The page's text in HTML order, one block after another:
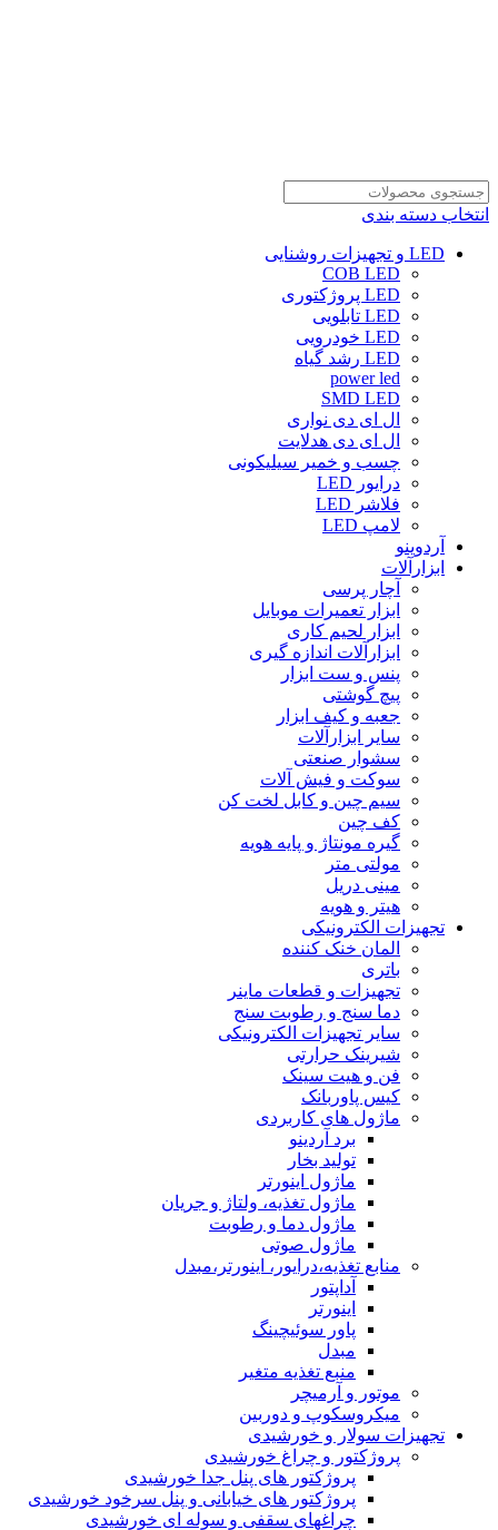
انتخاب دسته بندی
LED و تجهیزات روشنایی
COB LED
LED پروژکتوری
LED تابلویی
LED خودرویی
LED رشد گیاه
power led
SMD LED
ال ای دی نواری
ال ای دی هدلایت
چسب و خمیر سیلیکونی
درایور LED
فلاشر LED
لامپ LED
آردوینو
ابزارآلات
آچار پرسی
ابزار تعمیرات موبایل
ابزار لحیم کاری
ابزارآلات اندازه گیری
پنس و ست ابزار
پیچ گوشتی
جعبه و کیف ابزار
سایر ابزارآلات
سشوار صنعتی
سوکت و فیش آلات
سیم چین و کابل لخت کن
کف چین
گیره مونتاژ و پایه هویه
مولتی متر
مینی دریل
هیتر و هویه
تجهیزات الکترونیکی
المان خنک کننده
باتری
تجهیزات و قطعات ماینر
دما سنج و رطوبت سنج
سایر تجهیزات الکترونیکی
شیرینک حرارتی
فن و هیت سینک
کیس پاوربانک
ماژول های کاربردی
برد آردینو
تولید بخار
ماژول اینورتر
ماژول تغذیه، ولتاژ و جریان
ماژول دما و رطوبت
ماژول صوتی
منابع تغذیه،درایور، اینورتر،مبدل
آداپتور
اینورتر
پاور سوئیچینگ
مبدل
منبع تغذیه متغیر
موتور و آرمیچر
میکروسکوپ و دوربین
تجهیزات سولار و خورشیدی
پروژکتور و چراغ خورشیدی
پروژکتور های پنل جدا خورشیدی
پروژکتور های خیابانی و پنل سرخود خورشیدی
چراغهای سقفی و سوله ای خورشیدی